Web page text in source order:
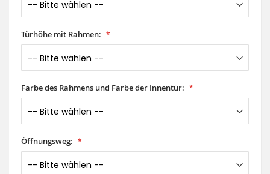
Türhöhe mit Rahmen:
Farbe des Rahmens und Farbe der Innentür:
Öffnungsweg: